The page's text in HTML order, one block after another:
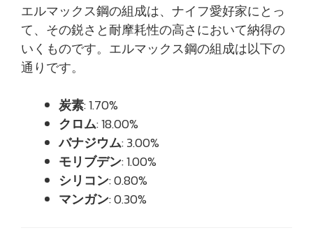
エルマックス鋼の組成は、ナイフ愛好家にとっ
て、その鋭さと耐摩耗性の高さにおいて納得の
いくものです。エルマックス鋼の組成は以下の
通りです。
炭素: 1.70%
クロム: 18.00%
バナジウム: 3.00%
モリブデン: 1.00%
シリコン: 0.80%
マンガン: 0.30%